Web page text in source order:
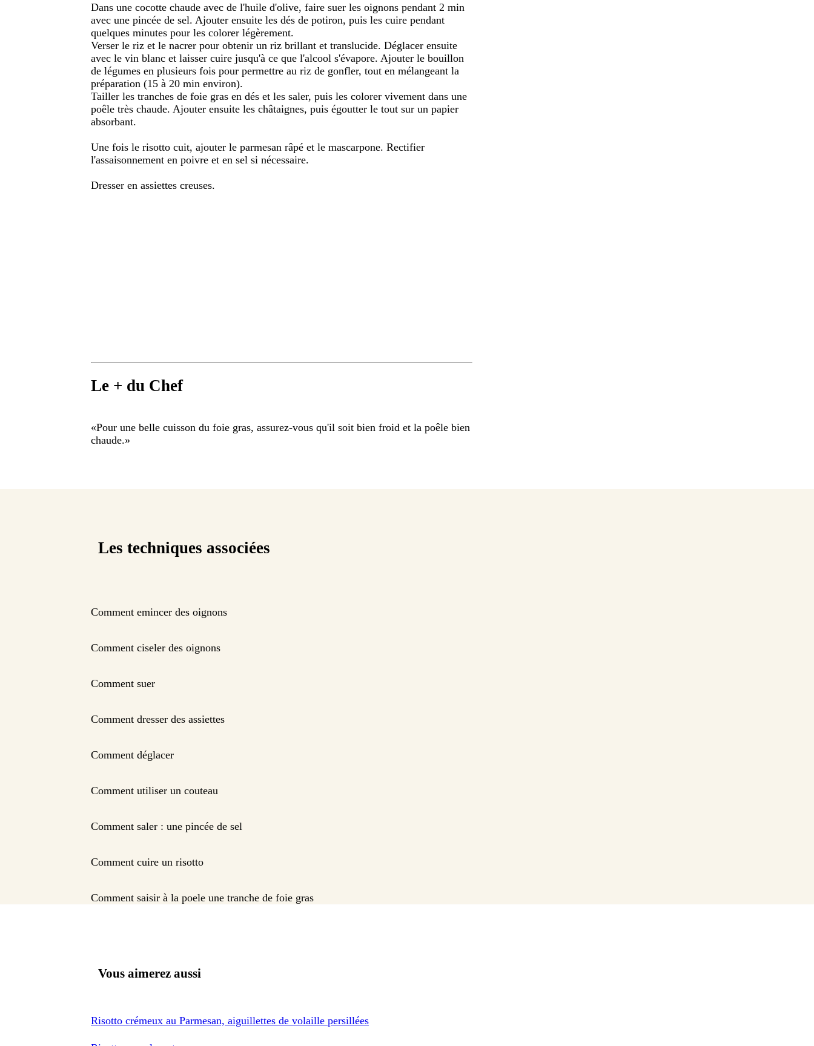
Dans une cocotte chaude avec de l'huile d'olive, faire suer les oignons pendant 2 min
avec une pincée de sel. Ajouter ensuite les dés de potiron, puis les cuire pendant
quelques minutes pour les colorer légèrement.
Verser le riz et le nacrer pour obtenir un riz brillant et translucide. Déglacer ensuite
avec le vin blanc et laisser cuire jusqu'à ce que l'alcool s'évapore. Ajouter le bouillon
de légumes en plusieurs fois pour permettre au riz de gonfler, tout en mélangeant la
préparation (15 à 20 min environ).
Tailler les tranches de foie gras en dés et les saler, puis les colorer vivement dans une
poêle très chaude. Ajouter ensuite les châtaignes, puis égoutter le tout sur un papier
absorbant.
Une fois le risotto cuit, ajouter le parmesan râpé et le mascarpone. Rectifier
l'assaisonnement en poivre et en sel si nécessaire.
Dresser en assiettes creuses.
Le + du Chef
«Pour une belle cuisson du foie gras, assurez-vous qu'il soit bien froid et la poêle bien
chaude.»
Les techniques associées
Comment emincer des oignons
Comment ciseler des oignons
Comment suer
Comment dresser des assiettes
Comment déglacer
Comment utiliser un couteau
Comment saler : une pincée de sel
Comment cuire un risotto
Comment saisir à la poele une tranche de foie gras
Vous aimerez aussi
Risotto crémeux au Parmesan, aiguillettes de volaille persillées